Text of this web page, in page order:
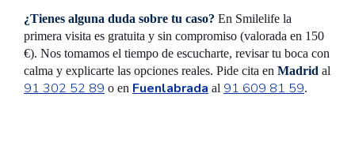
¿Tienes alguna duda sobre tu caso? En Smilelife la
primera visita es gratuita y sin compromiso (valorada en 150
€). Nos tomamos el tiempo de escucharte, revisar tu boca con
calma y explicarte las opciones reales. Pide cita en Madrid al
91 302 52 89 o en Fuenlabrada al 91 609 81 59.